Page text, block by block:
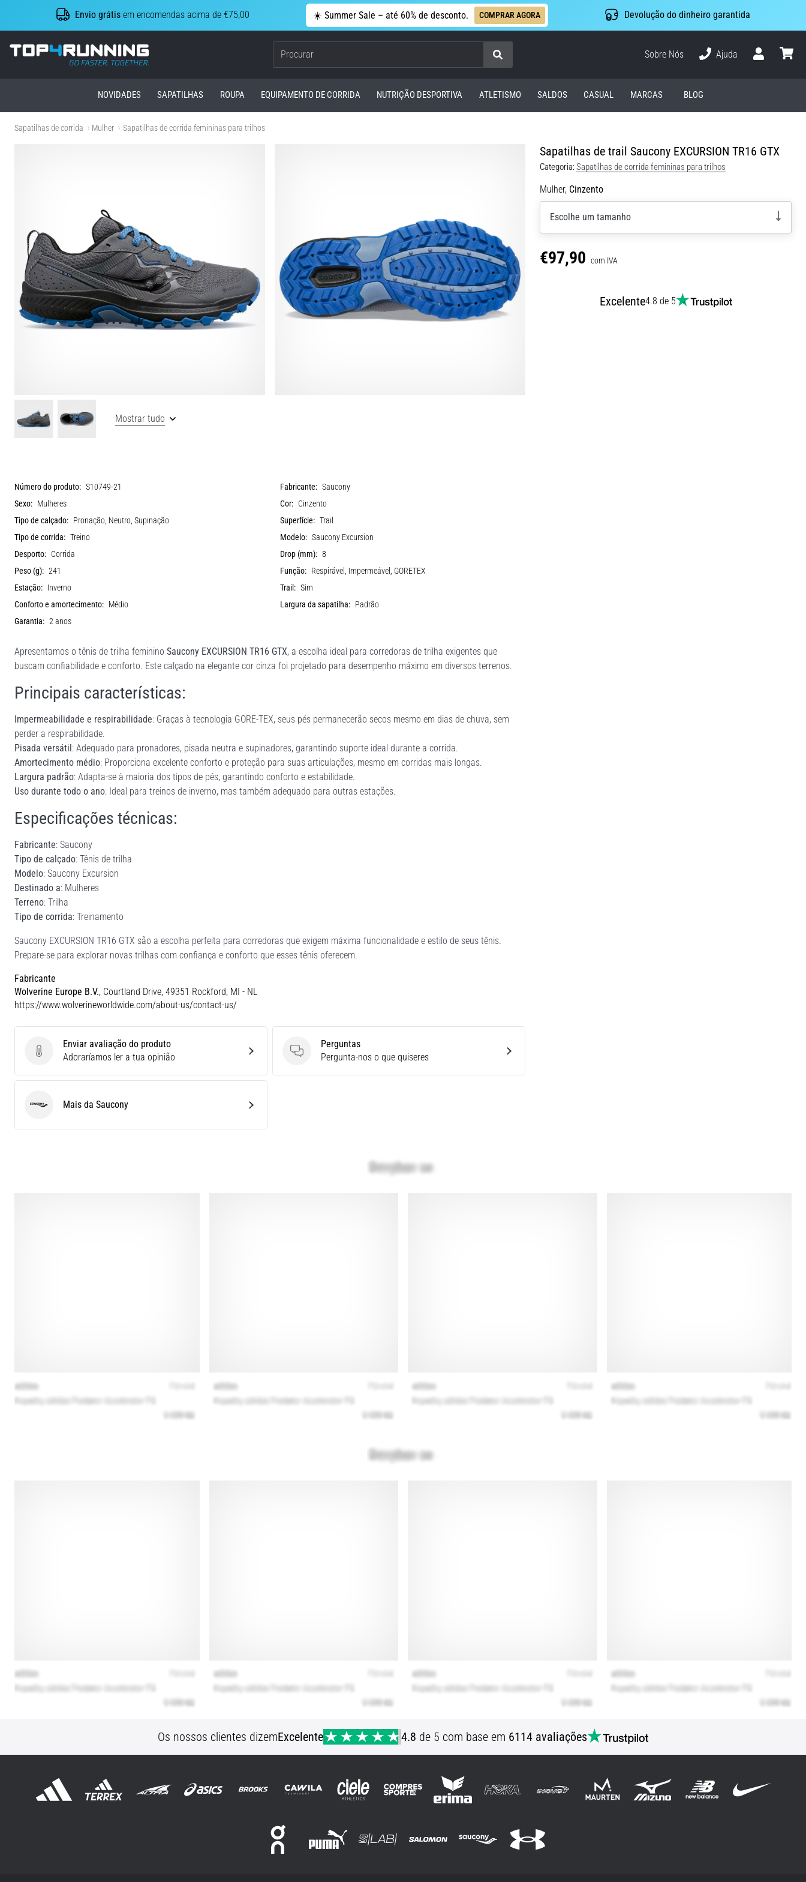
Envio grátis em encomendas acima de €75,00 ☀️ Summer Sale – até 60% de desconto. COMPRAR AGORA Devolução do dinheiro garantida
Top4Running.pt
Procurar
Sobre Nós
Ajuda
NOVIDADES SAPATILHAS ROUPA EQUIPAMENTO DE CORRIDA NUTRIÇÃO DESPORTIVA ATLETISMO SALDOS CASUAL MARCAS BLOG
Sapatilhas de corrida Mulher Sapatilhas de corrida femininas para trilhos
Sapatilhas de trail Saucony EXCURSION TR16 GTX
Categoria:Sapatilhas de corrida femininas para trilhos
Mulher, Cinzento
Escolhe um tamanho
€97,90 com IVA
Excelente4.8 de 5
Mostrar tudo
Número do produto: S10749-21 Fabricante: Saucony
Sexo: Mulheres Cor: Cinzento
Tipo de calçado: Pronação, Neutro, Supinação Superfície: Trail
Tipo de corrida: Treino Modelo: Saucony Excursion
Desporto: Corrida Drop (mm): 8
Peso (g): 241 Função: Respirável, Impermeável, GORETEX
Estação: Inverno Trail: Sim
Conforto e amortecimento: Médio Largura da sapatilha: Padrão
Garantia: 2 anos
Apresentamos o tênis de trilha feminino Saucony EXCURSION TR16 GTX, a escolha ideal para corredoras de trilha exigentes que
buscam confiabilidade e conforto. Este calçado na elegante cor cinza foi projetado para desempenho máximo em diversos terrenos.
Principais características:
Impermeabilidade e respirabilidade: Graças à tecnologia GORE-TEX, seus pés permanecerão secos mesmo em dias de chuva, sem
perder a respirabilidade.
Pisada versátil: Adequado para pronadores, pisada neutra e supinadores, garantindo suporte ideal durante a corrida.
Amortecimento médio: Proporciona excelente conforto e proteção para suas articulações, mesmo em corridas mais longas.
Largura padrão: Adapta-se à maioria dos tipos de pés, garantindo conforto e estabilidade.
Uso durante todo o ano: Ideal para treinos de inverno, mas também adequado para outras estações.
Especificações técnicas:
Fabricante: Saucony
Tipo de calçado: Tênis de trilha
Modelo: Saucony Excursion
Destinado a: Mulheres
Terreno: Trilha
Tipo de corrida: Treinamento
Saucony EXCURSION TR16 GTX são a escolha perfeita para corredoras que exigem máxima funcionalidade e estilo de seus tênis.
Prepare-se para explorar novas trilhas com confiança e conforto que esses tênis oferecem.
Fabricante
Wolverine Europe B.V., Courtland Drive, 49351 Rockford, MI - NL
https://www.wolverineworldwide.com/about-us/contact-us/
Enviar avaliação do produto
Enviar avaliação do produto
Adoraríamos ler a tua opinião
Perguntas
Perguntas
Pergunta-nos o que quiseres
SauconyMais da Saucony
Os nossos clientes dizemExcelente 4.8 de 5 com base em 6114 avaliações